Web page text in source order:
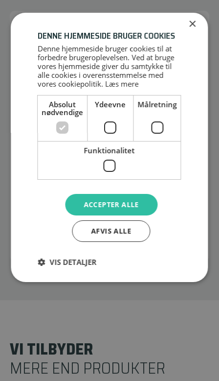
BESKRIVELSE
Radiokabel til Motorola Dp1400 / R2 / CP040
PRODUCENT
SENA
Er et hurtig voksende brand inden for duplex radio
hurtig de største inden for området. Derefter har de
kastet sig over cykling, skisport, marine, industri m.m.
VI TILBYDER
MERE END PRODUKTER
×
DENNE HJEMMESIDE BRUGER COOKIES
Denne hjemmeside bruger cookies til at
forbedre brugeroplevelsen. Ved at bruge
vores hjemmeside giver du samtykke til
alle cookies i overensstemmelse med
vores cookiepolitik. Læs mere
Absolut
nødvendige
Ydeevne Målretning
Funktionalitet
ACCEPTER ALLE
AFVIS ALLE
VIS DETALJER